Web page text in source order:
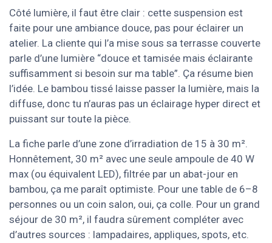
Côté lumière, il faut être clair : cette suspension est
faite pour une ambiance douce, pas pour éclairer un
atelier. La cliente qui l’a mise sous sa terrasse couverte
parle d’une lumière “douce et tamisée mais éclairante
suffisamment si besoin sur ma table”. Ça résume bien
l’idée. Le bambou tissé laisse passer la lumière, mais la
diffuse, donc tu n’auras pas un éclairage hyper direct et
puissant sur toute la pièce.
La fiche parle d’une zone d’irradiation de 15 à 30 m².
Honnêtement, 30 m² avec une seule ampoule de 40 W
max (ou équivalent LED), filtrée par un abat-jour en
bambou, ça me paraît optimiste. Pour une table de 6–8
personnes ou un coin salon, oui, ça colle. Pour un grand
séjour de 30 m², il faudra sûrement compléter avec
d’autres sources : lampadaires, appliques, spots, etc.